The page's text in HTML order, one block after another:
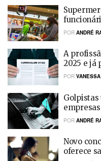
POR ANDRÉ
A
2025 e já
POR
Golpistas
POR ANDRÉ
Novo
oferece